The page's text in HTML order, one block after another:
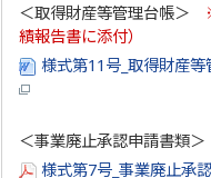
＜取得財産等管理台帳＞
績報告書に添付）
様式第11号_取得財産
＜事業廃止承認申請書類＞
様式第7号_事業廃止承